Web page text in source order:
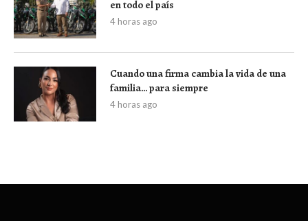
en todo el país
4 horas ago
Cuando una firma cambia la vida de una
familia… para siempre
4 horas ago